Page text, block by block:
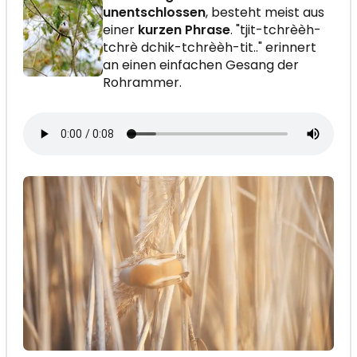
unentschlossen, besteht meist aus
einer kurzen Phrase. "tjit-tchrèèh-
tchrè dchik-tchrèèh-tit.." erinnert
an einen einfachen Gesang der
Rohrammer.